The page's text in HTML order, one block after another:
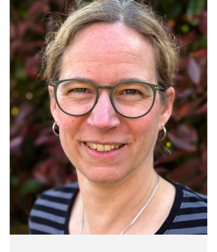
müssen lediglich für sich selbst in Erfahrung bringen, ob
Ihnen die Bittertropfen zum Abnehmen zuträglich sind.
Nicht wenige finden in hochwertigen Bittermitteln einen
Partner für Diäten.